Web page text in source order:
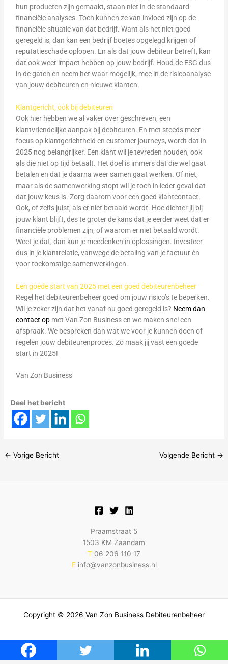
hun producten zijn gemaakt, staan niet in de standaard
financiële analyses. Toch kunnen ze van invloed zijn op de
financiële situatie van dat bedrijf. Want als het niet goed
geregeld is, dan kan een bedrijf boetes opgelegd krijgen of
reputatieschade oplopen. En als dat jouw debiteur betreft, kan
dat ook weer impact hebben op jouw bedrijf. Houd de ESG dus
in de gaten en neem het waar mogelijk, mee in de risicoanalyse
van jouw debiteuren en nieuwe klanten.
Klantgericht, ook bij debiteuren
Ook hier hebben we al vaker over geschreven, een
klantvriendelijke aanpak bij debiteuren. En met steeds meer
focus op klantgerichtheid en customer journeys, wordt dat in
2025 nog belangrijker. Een klant wil je tevreden houden, ook
als die niet op tijd betaalt. Het doel is immers dat die wel gaat
betalen en dat je daarna weer samen gaat werken. Of niet,
maar als de samenwerking stopt wil je toch in ieder geval dat
dat jouw keus is. Zorg daarom voor een goed klantcontact.
Ook, of zelfs juist, als er niet betaald wordt. Hoe dichter jij bij
jouw klant blijft, des te groter de kans dat je eerder weet dat er
financiële problemen zijn, of waarom er niet betaald wordt.
Weet je dat, dan kun je meedenken in oplossingen. Investeer
dus in je klantrelatie, vanwege de betaling van je factuur én
voor toekomstige samenwerkingen.
Een goede start van 2025 met een goed debiteurenbeheer
Regel het debiteurenbeheer goed om jouw risico’s te beperken.
Wil je zeker zijn dat het vanaf nu goed geregeld is? Neem dan
contact op met Van Zon Business en we maken snel een
afspraak. We bespreken dan wat we voor je kunnen doen of
regelen jouw debiteurenproces. Zo maak jij vast een goede
start in 2025!
Van Zon Business
Deel het bericht
← Vorige Bericht Volgende Bericht →
Praamstraat 5
1503 KM Zaandam
T 06 206 110 17
Einfo@vanzonbusiness.nl
Copyright © 2026 Van Zon Business Debiteurenbeheer